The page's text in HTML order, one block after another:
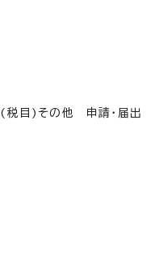
税目)その他 申請・届出